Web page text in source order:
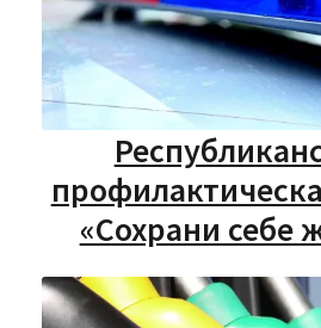
«Сохрани себе